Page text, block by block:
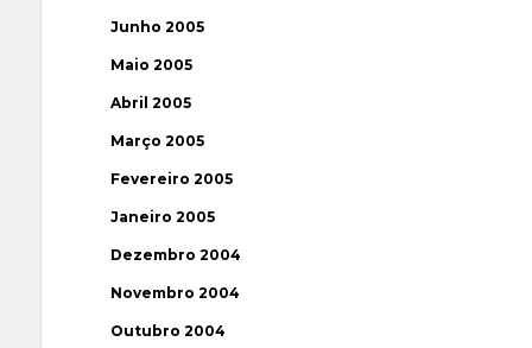
Junho 2005
Maio 2005
Abril 2005
Março 2005
Fevereiro 2005
Janeiro 2005
Dezembro 2004
Novembro 2004
Outubro 2004